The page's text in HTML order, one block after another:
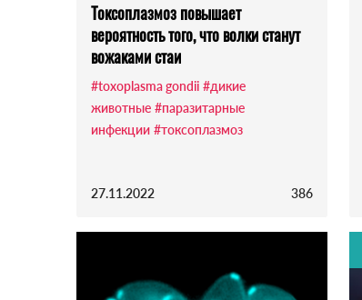
Токсоплазмоз повышает
вероятность того, что волки станут
вожаками стаи
#toxoplasma gondii #дикие
животные #паразитарные
инфекции #токсоплазмоз
27.11.2022 386